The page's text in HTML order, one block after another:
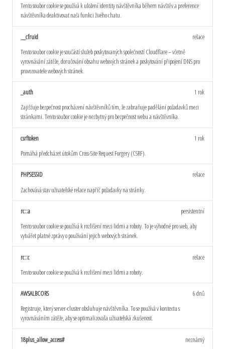
Tento soubor cookie se používá k uložení identity návštěvníka během návštěv a preference
návštěvníka deaktivovat naši funkci živého chatu.
__cfruid
Tento soubor cookie je součástí služeb poskytovaných společností Cloudflare – včetně
vyrovnávání zátěže, doručování obsahu webových stránek a poskytování připojení DNS pro
provozovatele webových stránek.
relace
_auth
Zajišťuje bezpečnost procházení návštěvníků tím, že zabraňuje padělání požadavků mezi
stránkami. Tento soubor cookie je nezbytný pro bezpečnost webu a návštěvníka.
1 rok
csrftoken
Pomáhá předcházet útokům Cross-Site Request Forgery (CSRF).
1 rok
PHPSESSID
Zachovává stav uživatelské relace napříč požadavky na stránky.
relace
rc::a
Tento soubor cookie se používá k rozlišení mezi lidmi a roboty. To je výhodné pro web, aby
vytvářet platné zprávy o používání jejich webových stránek.
persistentní
rc::c
Tento soubor cookie se používá k rozlišení mezi lidmi a roboty.
relace
AWSALBCORS
Registruje, který server-cluster obsluhuje návštěvníka. To se používá v kontextu s
vyrovnáváním zátěže, aby se optimalizovala uživatelská zkušenost.
6 dnů
18plus_allow_access#
neznámý